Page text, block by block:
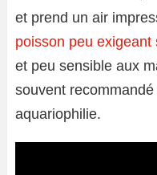
et prend un air
poisson peu exigeant
et peu sensible aux
souvent
aquariophilie.